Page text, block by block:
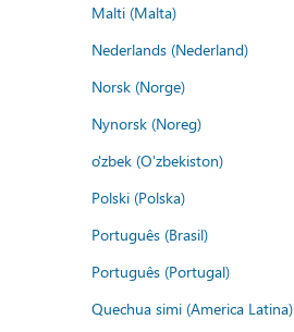
Malti (Malta)
Nederlands (Nederland)
Norsk (Norge)
Nynorsk (Noreg)
o'zbek (O'zbekiston)
Polski (Polska)
Português (Brasil)
Português (Portugal)
Quechua simi (America Latina)